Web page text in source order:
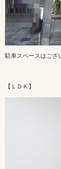
駐車スペースはござ
【ＬＤＫ】